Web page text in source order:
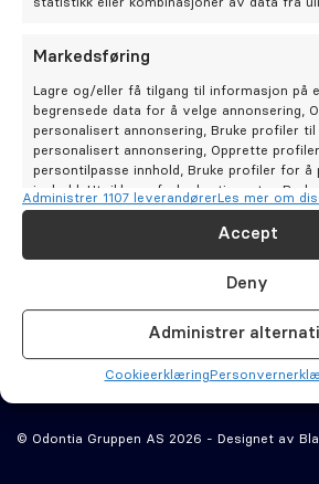
Markedsføring
Lagre og/eller få tilgang til informasjon på
begrensede data for å velge annonsering,
personalisert annonsering, Bruke profiler til
personalisert annonsering, Opprette
persontilpasse innhold, Bruke profiler for å
innhold, Utvikle og forbedre tjenester, Bruke
for å velge innhold.
Funksjoner
basert på informasjon som overføres
annonser og innhold.
Administrer 1107 leverandørerLes mer om
Accept
Deny
Administrer
Cookie­erklæring
Oral protetikk
Spesialistsenter – Oslo
Om oss
Om Odontia Tannlegene
Selge tannlegepraksis?
Kontakt oss
Odontia
Alltid ivaretatt
Kontakt
Tips og råd
Odontia Kompetanse
Våre klinikker Imprint
© Odontia Gruppen AS 2026 - Designet av